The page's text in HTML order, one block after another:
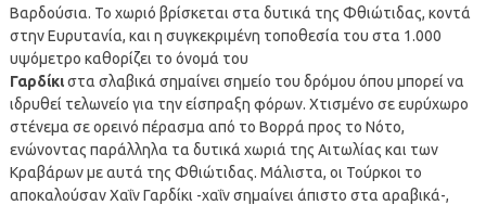
Βαρδούσια. Το χωριό βρίσκεται στα δυτικά της Φθιώτιδας, κοντά
στην Ευρυτανία, και η συγκεκριμένη τοποθεσία του στα 1.000
υψόμετρο καθορίζει το όνομά του
Γαρδίκιστα σλαβικά σημαίνει σημείο του δρόμου όπου μπορεί να
ιδρυθεί τελωνείο για την είσπραξη φόρων. Χτισμένο σε ευρύχωρο
στένεμα σε ορεινό πέρασμα από το Βορρά προς το Νότο,
ενώνοντας παράλληλα τα δυτικά χωριά της Αιτωλίας και των
Κραβάρων με αυτά της Φθιώτιδας. Μάλιστα, οι Τούρκοι το
αποκαλούσαν Χαΐν Γαρδίκι -χαΐν σημαίνει άπιστο στα αραβικά-,